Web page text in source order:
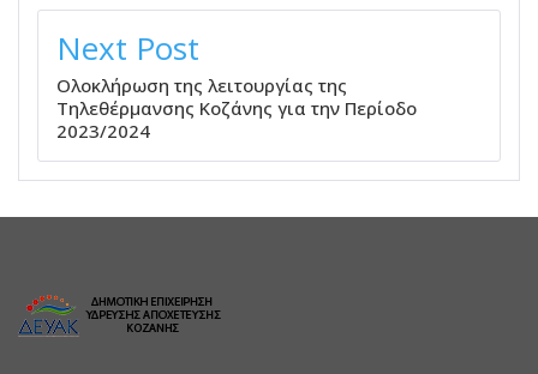
Next Post
Ολοκλήρωση της λειτουργίας της
Τηλεθέρμανσης Κοζάνης για την Περίοδο
2023/2024